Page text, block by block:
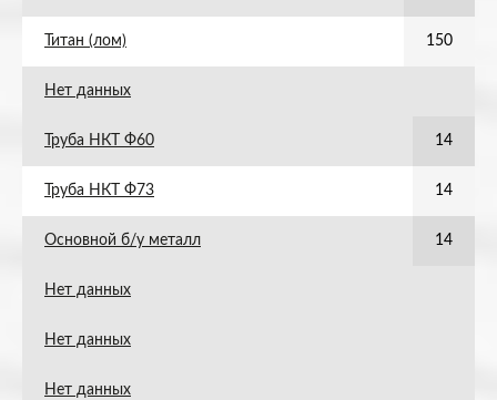
Титан (лом) 150
Нет данных
Труба НКТ Ф60 14
Труба НКТ Ф73 14
Основной б/у металл 14
Нет данных
Нет данных
Нет данных